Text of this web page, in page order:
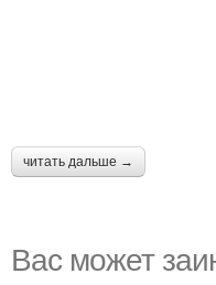
читать дальше →
Вас может